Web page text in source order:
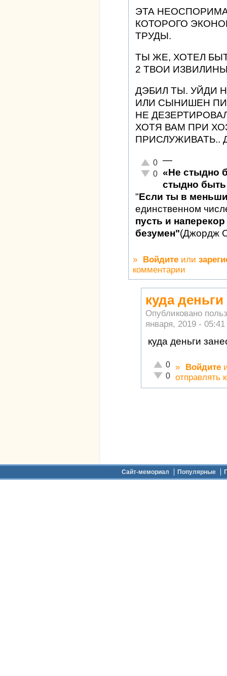
ЭТА
КОТОРОГО
ТРУДЫ.
ТЫ ЖЕ, ХОТЕЛ
2 ТВОИ
ДЭБИЛ ТЫ. УЙДИ
ИЛИ СЫНИШЕН
НЕ
ХОТЯ ВАМ ПРИ
ПРИСЛУЖИВАТЬ..
Отлично!
0
Неадекватно!
0
—
«Не стыдно
стыдно быть
"Если ты в
единственном
пусть и
безумен"(Джордж
» Войдите или
комментарии
куда
Опубликовано
января, 2019 - 05:41
куда деньги
Отлично!
0
Неадекватно!
0
» Войдите
отправлять
Сайт-мемориал Популярные